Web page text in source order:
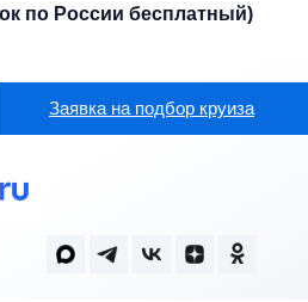
по России бесплатный)
Заявка на подбор круиза